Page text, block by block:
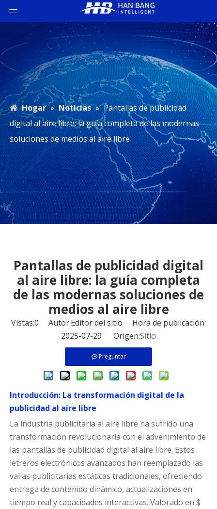
Hogar » Noticias » Pantallas de publicidad
digital al aire libre: la guía completa de las modernas
soluciones de medios al aire libre
Pantallas de publicidad digital
al aire libre: la guía completa
de las modernas soluciones de
medios al aire libre
Vistas:0 Autor:Editor del sitio Hora de publicación:
2025-07-29 Origen:Sitio
Preguntar
Introducción: La transformación digital de la
publicidad al aire libre
La industria publicitaria al aire libre ha sufrido una
transformación revolucionaria con el advenimiento de
las pantallas de publicidad digital al aire libre. Estos
letreros electrónicos avanzados han reemplazado las
vallas publicitarias estáticas tradicionales, ofreciendo
entrega de contenido dinámico, actualizaciones en
tiempo real y capacidades interactivas. Valorado en $